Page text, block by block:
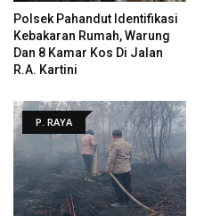
Polsek Pahandut Identifikasi
Kebakaran Rumah, Warung
Dan 8 Kamar Kos Di Jalan
R.A. Kartini
P. RAYA